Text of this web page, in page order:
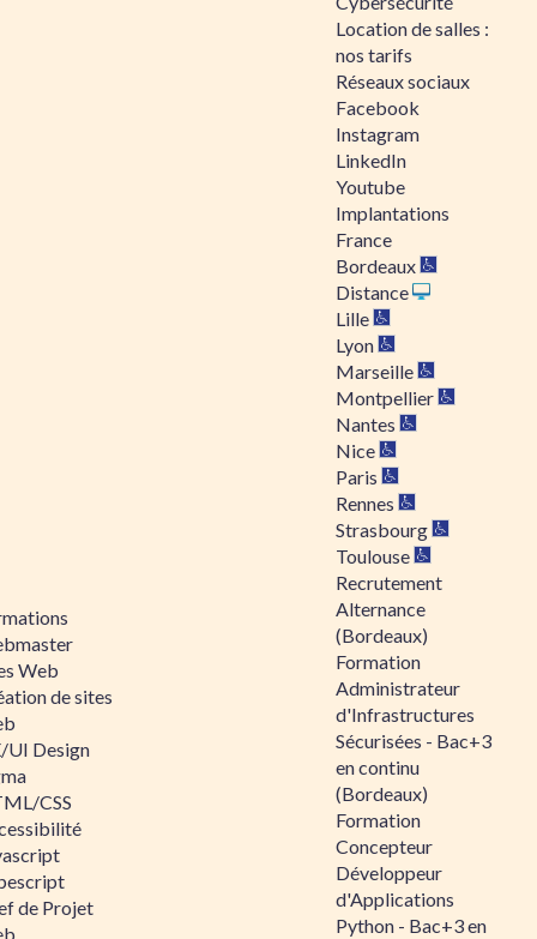
Web
de sites
UI Design
CSS
de Projet
Location de salles :
nos tarifs
Réseaux sociaux
Facebook
Instagram
LinkedIn
Youtube
Implantations
France
Bordeaux
Distance
Lille
Lyon
Marseille
Montpellier
Nantes
Nice
Paris
Rennes
Strasbourg
Toulouse
Recrutement
Alternance
(Bordeaux)
Formation
Administrateur
d'Infrastructures
Sécurisées - Bac+3
en continu
(Bordeaux)
Formation
Concepteur
Développeur
d'Applications
Python - Bac+3 en